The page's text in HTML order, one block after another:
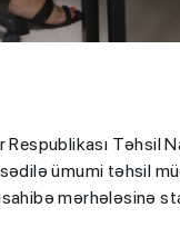
Respublikası Təhsil
ümumi təhsil
mərhələsinə